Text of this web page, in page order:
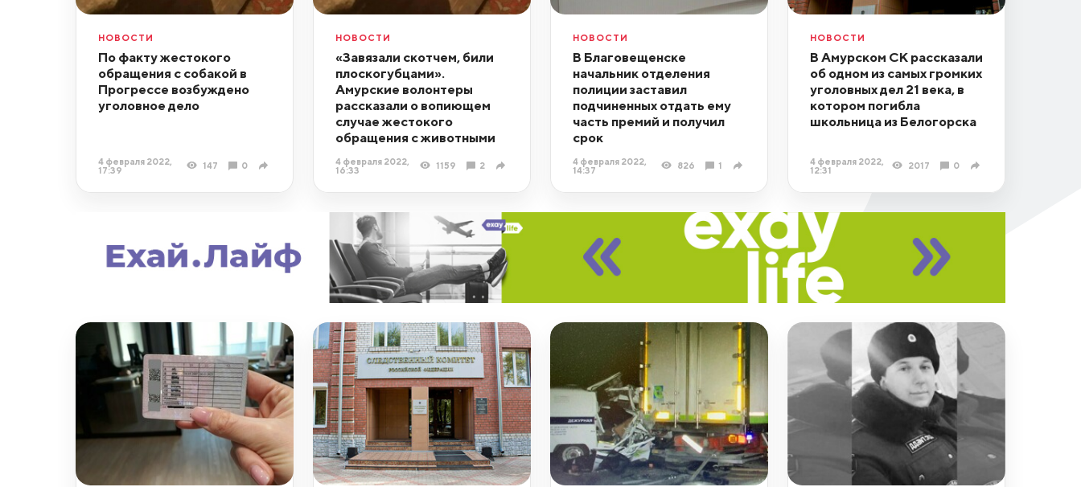
НОВОСТИ
По факту жестокого
обращения с собакой в
Прогрессе возбуждено
уголовное дело
4 февраля 2022,
17:39
147 0
НОВОСТИ
«Завязали скотчем, били
плоскогубцами».
Амурские волонтеры
рассказали о вопиющем
случае жестокого
обращения с животными
4 февраля 2022,
16:33
1159 2
НОВОСТИ
В Благовещенске
начальник отделения
полиции заставил
подчиненных отдать ему
часть премий и получил
срок
4 февраля 2022,
14:37
826 1
НОВОСТИ
В Амурском СК рассказали
об одном из самых громких
уголовных дел 21 века, в
котором погибла
школьница из Белогорска
4 февраля 2022,
12:31
2017 0